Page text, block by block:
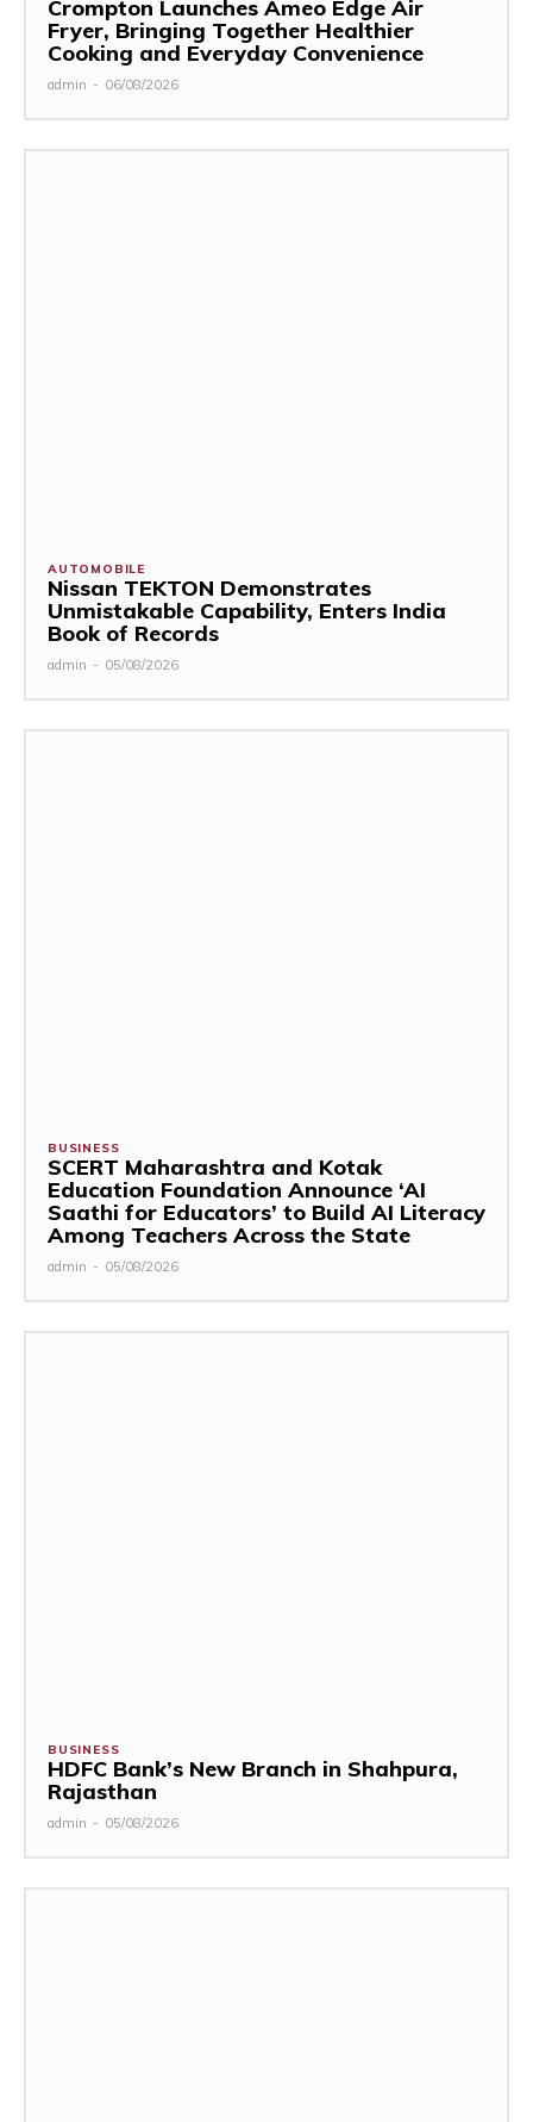
Crompton Launches Ameo Edge Air
Fryer, Bringing Together Healthier
Cooking and Everyday Convenience
admin - 06/08/2026
AUTOMOBILE
Nissan TEKTON Demonstrates
Unmistakable Capability, Enters India
Book of Records
admin - 05/08/2026
BUSINESS
SCERT Maharashtra and Kotak
Education Foundation Announce ‘AI
Saathi for Educators’ to Build AI Literacy
Among Teachers Across the State
admin - 05/08/2026
BUSINESS
HDFC Bank’s New Branch in Shahpura,
Rajasthan
admin - 05/08/2026